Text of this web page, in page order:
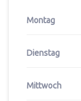
Montag
Dienstag
Mittwoch